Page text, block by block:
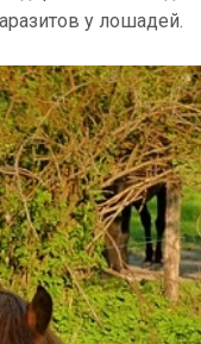
у лошадей.